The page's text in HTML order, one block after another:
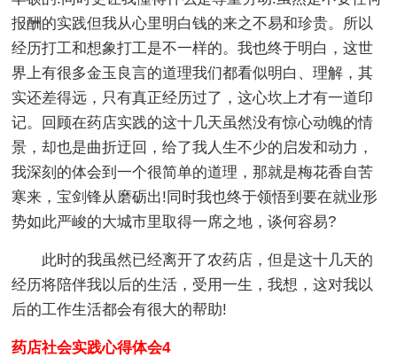
报酬的实践但我从心里明白钱的来之不易和珍贵。所以
经历打工和想象打工是不一样的。我也终于明白，这世
界上有很多金玉良言的道理我们都看似明白、理解，其
实还差得远，只有真正经历过了，这心坎上才有一道印
记。回顾在药店实践的这十几天虽然没有惊心动魄的情
景，却也是曲折迂回，给了我人生不少的启发和动力，
我深刻的体会到一个很简单的道理，那就是梅花香自苦
寒来，宝剑锋从磨砺出!同时我也终于领悟到要在就业形
势如此严峻的大城市里取得一席之地，谈何容易?
此时的我虽然已经离开了农药店，但是这十几天的
经历将陪伴我以后的生活，受用一生，我想，这对我以
后的工作生活都会有很大的帮助!
药店社会实践心得体会4